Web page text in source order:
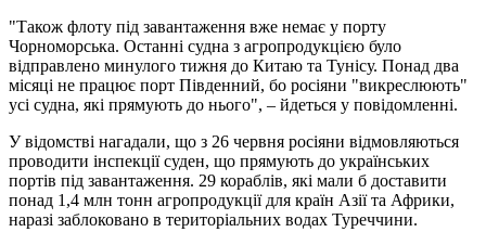
"Також флоту під завантаження вже немає у порту
Чорноморська. Останні судна з агропродукцією було
відправлено минулого тижня до Китаю та Тунісу. Понад два
місяці не працює порт Південний, бо росіяни "викреслюють"
усі судна, які прямують до нього", – йдеться у повідомленні.
У відомстві нагадали, що з 26 червня росіяни відмовляються
проводити інспекції суден, що прямують до українських
портів під завантаження. 29 кораблів, які мали б доставити
понад 1,4 млн тонн агропродукції для країн Азії та Африки,
наразі заблоковано в територіальних водах Туреччини.